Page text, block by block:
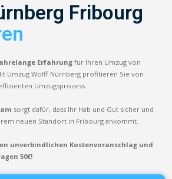
Fribourg
Erfahrung für Ihren Umzug von
Umzug Wolff Nürnberg profitieren Sie von
Umzugsprozess.
sorgt dafür, dass Ihr Hab und Gut sicher und
neuen Standort in Fribourg ankommt.
unverbindlichen Kostenvoranschlag und
50€!